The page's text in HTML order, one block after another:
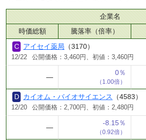
企業名
時価総額
騰落率（倍率）
アイセイ薬局 （3170）
12/22 公開価格：3,460円、初値：3,460円
―
0％
（1.00倍）
カイオム・バイオサイエンス （4583）
12/20 公開価格：2,700円、初値：2,480円
―
-8.15％
（0.92倍）